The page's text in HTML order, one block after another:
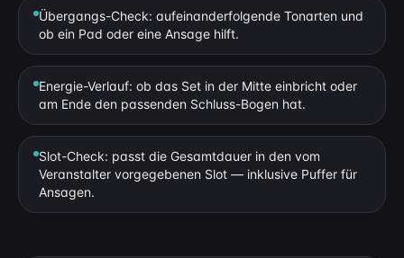
Übergangs-Check: aufeinanderfolgende Tonarten und
ob ein Pad oder eine Ansage hilft.
Energie-Verlauf: ob das Set in der Mitte einbricht oder
am Ende den passenden Schluss-Bogen hat.
Slot-Check: passt die Gesamtdauer in den vom
Veranstalter vorgegebenen Slot — inklusive Puffer für
Ansagen.